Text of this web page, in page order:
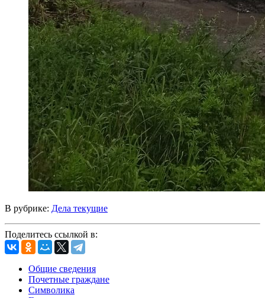
В рубрике: Дела текущие
Поделитесь ссылкой в:
Общие сведения
Почетные граждане
Символика